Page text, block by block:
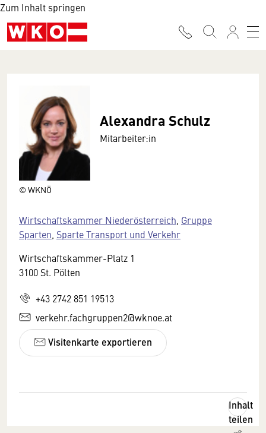
Zum Inhalt springen
© WKNÖ
Alexandra Schulz
Mitarbeiter:in
Wirtschaftskammer Niederösterreich Gruppe
Sparten Sparte Transport und Verkehr
Wirtschaftskammer-Platz 1
3100 St. Pölten
+43 2742 851 19513
verkehr.fachgruppen2@wknoe.at
Visitenkarte exportieren
Inhalt
teilen